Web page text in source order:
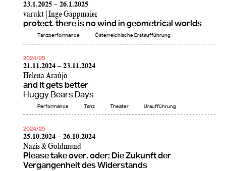
23.1.2025 – 26.1.2025
varukt | Inge Gappmaier
protect. there is no wind in geometrical worlds
Tanzperformance Österreichische Erstaufführung
2024/25
21.11.2024 – 23.11.2024
Helena Araújo
and it gets better
Huggy Bears Days
Performance Tanz Theater Uraufführung
2024/25
25.10.2024 – 26.10.2024
Nazis & Goldmund
Please take over. oder: Die Zukunft der
Vergangenheit des Widerstands